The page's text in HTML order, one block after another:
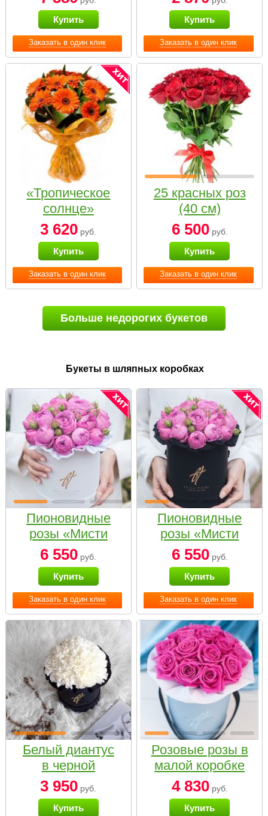
Заказать в один клик
Купить
Заказать в один клик
Купить
Заказать в один клик
«Тропическое
солнце»
3 620 руб.
Купить
Заказать в один клик
25 красных роз
(40 см)
6 500руб.
Купить
Больше недорогих букетов
Букеты в шляпных коробках
Заказать в один клик
Пионовидные
розы «Мисти
бабблс» в белой
коробке Small
6 550 руб.
Купить
Заказать в один клик
Пионовидные
розы «Мисти
бабблс» в
черной коробке
Small
6 550руб.
Купить
Белый диантус
в черной
коробке Small
3 950 руб.
Купить
Розовые розы в
малой коробке
4 830руб.
Купить